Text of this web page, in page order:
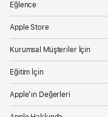
Eğlence
Apple Store
Kurumsal Müşteriler İçin
Eğitim İçin
Apple’ın Değerleri